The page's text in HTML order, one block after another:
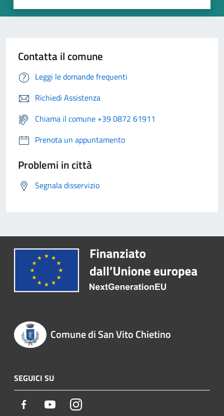
Contatta il comune
Leggi le domande frequenti
Richiedi Assistenza
Chiama il comune +39 0872 61911
Prenota un appuntamento
Problemi in città
Segnala disservizio
Comune di San Vito Chietino
SEGUICI SU
Facebook YoutubeInstagram